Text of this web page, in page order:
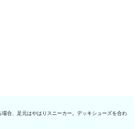
合、足元はやはりスニーカー。デッキシューズを合わ